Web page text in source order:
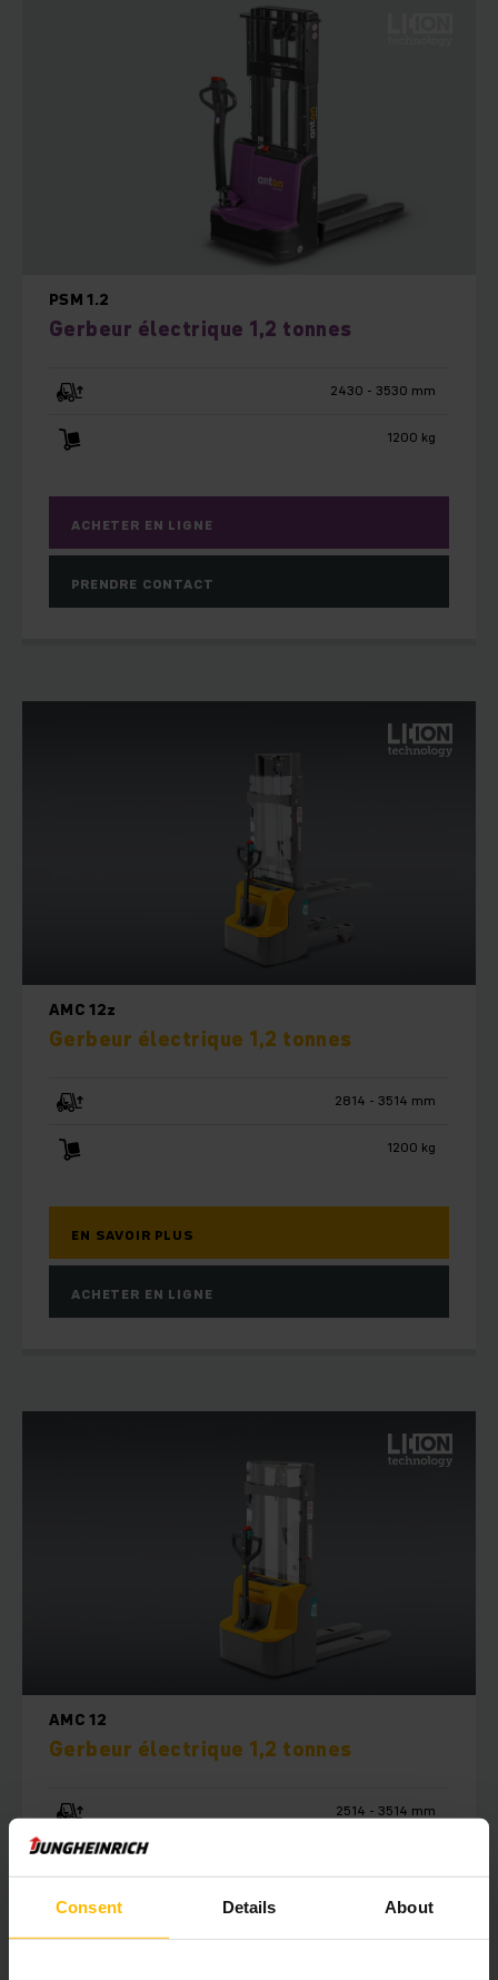
Consent Details About
PSM 1.2
Gerbeur électrique 1,2 tonnes
2430 - 3530 mm
1200 kg
ACHETER EN LIGNE
PRENDRE CONTACT
AMC 12z
Gerbeur électrique 1,2 tonnes
2814 - 3514 mm
1200 kg
EN SAVOIR PLUS
ACHETER EN LIGNE
AMC 12
Gerbeur électrique 1,2 tonnes
2514 - 3514 mm
EN SAVOIR PLUS